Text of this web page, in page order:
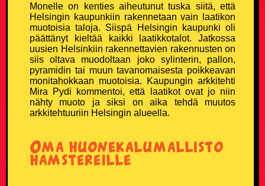
Ruotsalaisvitsit
Sairaat vitsit
Savolaisvitsit
Suomalainen ruotsalainen ja norjalainen vitsit
Tesla-vitsit
Monelle on kenties aiheutunut tuska siitä, että
Helsingin kaupunkiin rakennetaan vain laatikon
muotoisia taloja. Siispä Helsingin kaupunki oli
päättänyt kieltää kaikki laatikkotalot. Jatkossa
uusien Helsinkiin rakennettavien rakennusten on
siis oltava muodoltaan joko sylinterin, pallon,
pyramidin tai muun tavanomaisesta poikkeavan
monitahokkaan muotoisia. Kaupungin arkkitehti
Mira Pydi kommentoi, että laatikot ovat jo niin
nähty muoto ja siksi on aika tehdä muutos
arkkitehtuuriin Helsingin alueella.
Oma huonekalumallisto
hamstereille